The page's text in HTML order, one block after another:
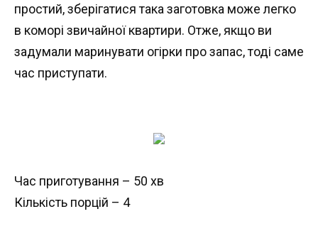
простий, зберігатися така заготовка може легко
в коморі звичайної квартири. Отже, якщо ви
задумали маринувати огірки про запас, тоді саме
час приступати.
Час приготування – 50 хв
Кількість порцій – 4